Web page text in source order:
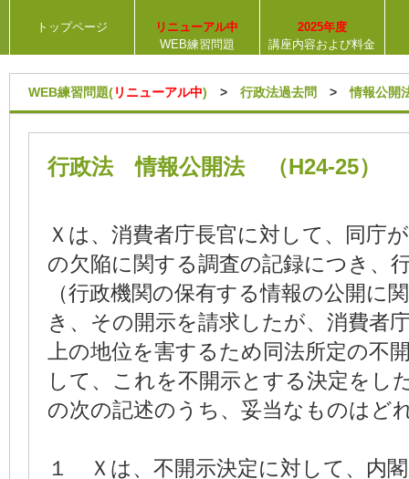
トップページ
リニューアル中
WEB練習問題
2025年度
講座内容および料金
WEB練習問題(リニューアル中) > 行政法過去問 >情報公開
行政法 情報公開法 （H24-25）
Ｘは、消費者庁長官に対して、同庁
の欠陥に関する調査の記録につき、
（行政機関の保有する情報の公開に
き、その開示を請求したが、消費者
上の地位を害するため同法所定の不
して、これを不開示とする決定をし
の次の記述のうち、妥当なものはど
１ Ｘは、不開示決定に対して、内